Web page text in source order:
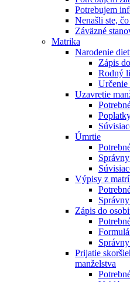
Potrebujem
Nenašli ste,
Záväzné
Matrika
Narodenie
Zápis
Rodný
Určenie
Uzavretie
Úmrtie
Výpisy z
Zápis do
Prijatie
manželstva